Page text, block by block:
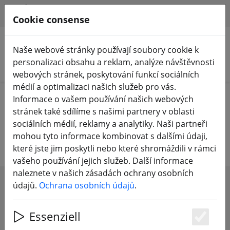
Hledat produkty
Home Komponenty FPV video vysílač
FPV 5,8 GHZ video vysílač a přijímač
SHOW FILTERS
Cookie consense
Naše webové stránky používají soubory cookie k
personalizaci obsahu a reklam, analýze návštěvnosti
webových stránek, poskytování funkcí sociálních
médií a optimalizaci našich služeb pro vás.
Informace o vašem používání našich webových
stránek také sdílíme s našimi partnery v oblasti
sociálních médií, reklamy a analytiky. Naši partneři
mohou tyto informace kombinovat s dalšími údaji,
které jste jim poskytli nebo které shromáždili v rámci
vašeho používání jejich služeb. Další informace
naleznete v našich zásadách ochrany osobních
údajů. Ochrana osobních údajů.
Essenziell